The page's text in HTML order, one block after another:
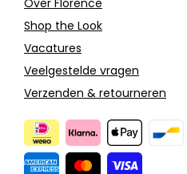
Shop the Look
Vacatures
Veelgestelde vragen
Verzenden & retourneren